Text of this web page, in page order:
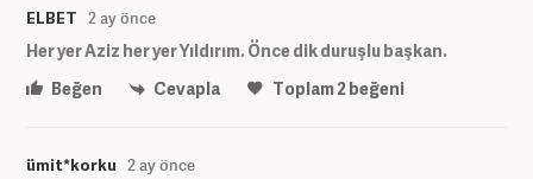
ELBET 2 ay önce
Her yer Aziz her yer Yıldırım. Önce dik duruşlu başkan.
Beğen
Cevapla Toplam2 beğeni
ümit*korku 2 ay önce